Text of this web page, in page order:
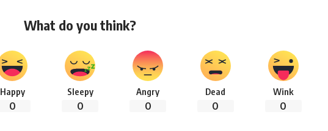
What do you think?
Happy
0
Sleepy
0
Angry
0
Dead
0
Wink
0